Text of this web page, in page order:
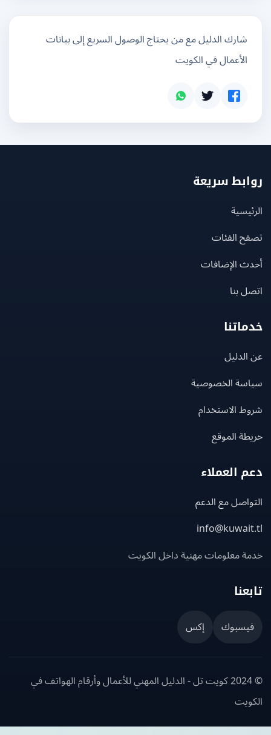
شارك الدليل مع من يحتاج الوصول السريع إلى بيانات
الأعمال في الكويت
سريعة
الفئات
الإضافات
بنا
الخصوصية
الاستخدام
الموقع
العملاء
مع الدعم
معلومات مهنية داخل الكويت
إكس
© 2024 كويت تل - الدليل المهني للأعمال وأرقام الهواتف في